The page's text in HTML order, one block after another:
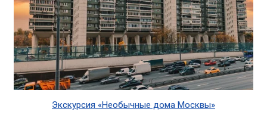
Экскурсия «Необычные дома Москвы»